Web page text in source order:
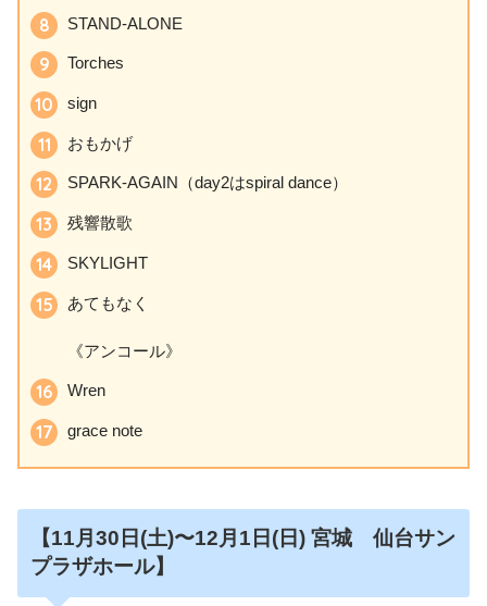
STAND-ALONE
Torches
sign
おもかげ
SPARK-AGAIN（day2はspiral dance）
残響散歌
SKYLIGHT
あてもなく
《アンコール》
Wren
grace note
【11月30日 (土)〜12月1日(日) 宮城 仙台サン
プラザホール】